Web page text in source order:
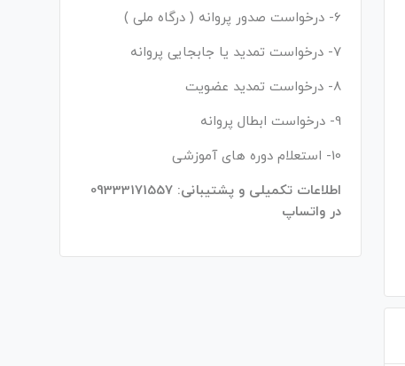
6- درخواست صدور پروانه ( درگاه ملی )
7- درخواست تمدید یا جابجایی پروانه
8- درخواست تمدید عضویت
9- درخواست ابطال پروانه
10- استعلام دوره های آموزشی
اطلاعات تکمیلی و پشتیبانی: 09333171557
در واتساپ